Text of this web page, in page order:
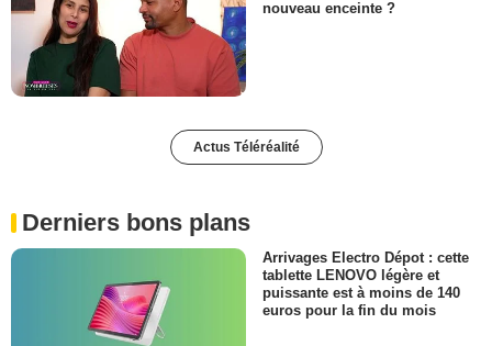
nouveau enceinte ?
Actus Téléréalité
Derniers bons plans
Arrivages Electro Dépot : cette
tablette LENOVO légère et
puissante est à moins de 140
euros pour la fin du mois